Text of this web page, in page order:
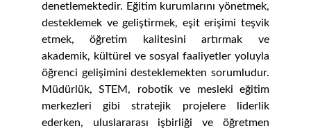
denetlemektedir. Eğitim kurumlarını yönetmek,
desteklemek ve geliştirmek, eşit erişimi teşvik
etmek, öğretim kalitesini artırmak ve
akademik, kültürel ve sosyal faaliyetler yoluyla
öğrenci gelişimini desteklemekten sorumludur.
Müdürlük, STEM, robotik ve mesleki eğitim
merkezleri gibi stratejik projelere liderlik
ederken, uluslararası işbirliği ve öğretmen